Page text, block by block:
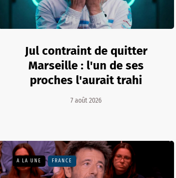
Jul contraint de quitter
Marseille : l'un de ses
proches l'aurait trahi
7 août 2026
A LA UNE FRANCE